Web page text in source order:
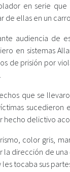
en serie
de ellas en un
audiencia de
en sistemas
de prisión por
que se
sucedieron
hecho delictivo
color gris,
dirección de
tocaba sus